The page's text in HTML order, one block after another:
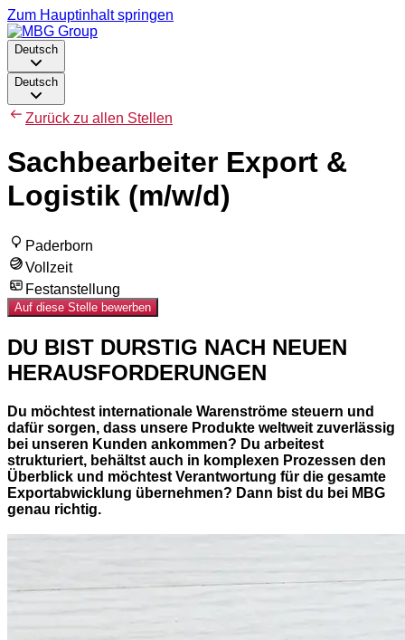
Zum Hauptinhalt springen
Deutsch
Deutsch
Zurück zu allen Stellen
Sachbearbeiter Export &
Logistik (m/w/d)
Paderborn
Vollzeit
Festanstellung
Auf diese Stelle bewerben
DU BIST DURSTIG NACH NEUEN
HERAUSFORDERUNGEN
Du möchtest internationale Warenströme steuern und
dafür sorgen, dass unsere Produkte weltweit zuverlässig
bei unseren Kunden ankommen? Du arbeitest
strukturiert, behältst auch in komplexen Prozessen den
Überblick und möchtest Verantwortung für die gesamte
Exportabwicklung übernehmen? Dann bist du bei MBG
genau richtig.